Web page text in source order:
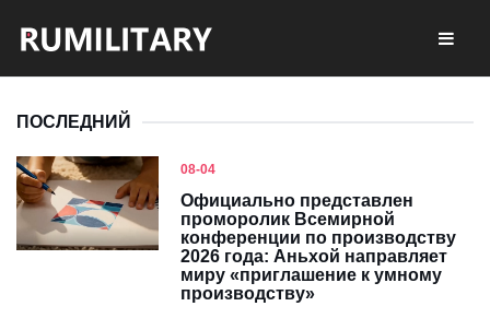
ПОСЛЕДНИЙ
08-04
Официально представлен
проморолик Всемирной
конференции по производству
2026 года: Аньхой направляет
миру «приглашение к умному
производству»